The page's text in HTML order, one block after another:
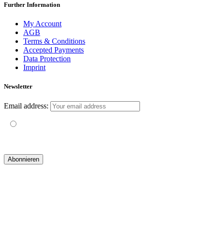
Further Information
My Account
AGB
Terms & Conditions
Accepted Payments
Data Protection
Imprint
Newsletter
Email address: